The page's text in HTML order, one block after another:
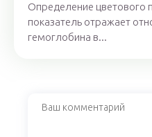
Определение цветового
показатель отражает
гемоглобина в...